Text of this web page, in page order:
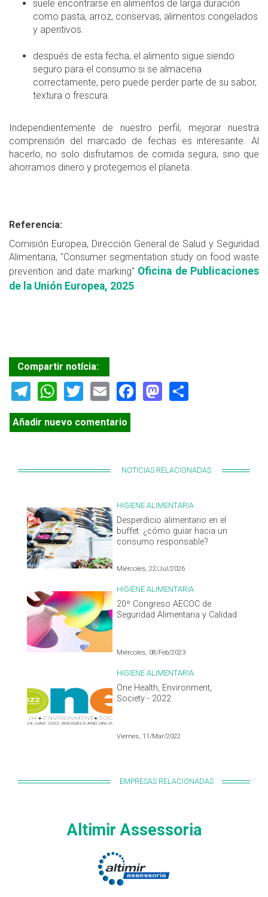
suele encontrarse en alimentos de larga duración
como pasta, arroz, conservas, alimentos congelados
y aperitivos.
después de esta fecha, el alimento sigue siendo
seguro para el consumo si se almacena
correctamente, pero puede perder parte de su sabor,
textura o frescura.
Independientemente de nuestro perfil, mejorar nuestra
comprensión del marcado de fechas es interesante. Al
hacerlo, no solo disfrutamos de comida segura, sino que
ahorramos dinero y protegemos el planeta.
Referencia:
Comisión Europea, Dirección General de Salud y Seguridad
Alimentaria, "Consumer segmentation study on food waste
prevention and date marking" Oficina de Publicaciones
de la Unión Europea, 2025
Compartir notícia:
Telegram
WhatsApp
TwitterEmailFacebook
Mastodon
Añadir nuevo comentario
NOTICIAS RELACIONADAS
HIGIENE ALIMENTARIA
Desperdicio alimentario en el
buffet: ¿cómo guiar hacia un
consumo responsable?
Miércoles, 22/Jul/2026
HIGIENE ALIMENTARIA
20º Congreso AECOC de
Seguridad Alimentaria y Calidad
Miércoles, 08/Feb/2023
HIGIENE ALIMENTARIA
One Health, Environment,
Society - 2022
Viernes, 11/Mar/2022
EMPRESAS RELACIONADAS
Altimir Assessoria